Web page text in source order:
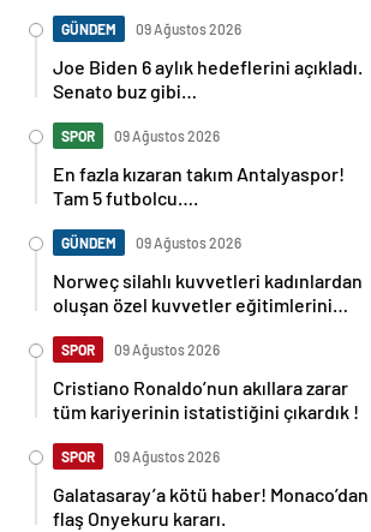
GÜNDEM 09 Ağustos 2026
Joe Biden 6 aylık hedeflerini açıkladı.
Senato buz gibi…
SPOR 09 Ağustos 2026
En fazla kızaran takım Antalyaspor!
Tam 5 futbolcu….
GÜNDEM 09 Ağustos 2026
Norweç silahlı kuvvetleri kadınlardan
oluşan özel kuvvetler eğitimlerini
SPOR 09 Ağustos 2026
Cristiano Ronaldo’nun akıllara zarar
tüm kariyerinin istatistiğini çıkardık !
SPOR 09 Ağustos 2026
Galatasaray’a kötü haber! Monaco’dan
flaş Onyekuru kararı.